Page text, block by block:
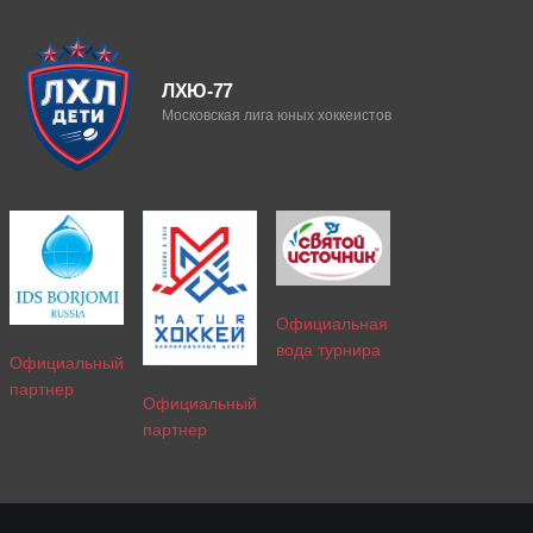
ЛХЮ-77
Московская лига юных хоккеистов
Официальный
партнер
Официальный
партнер
Официальная
вода турнира